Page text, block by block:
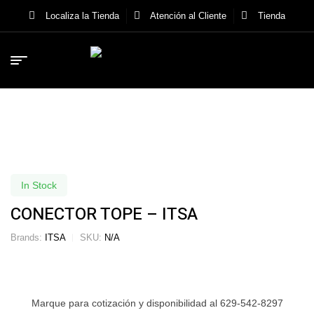
Localiza la Tienda Atención al Cliente Tienda
In Stock
CONECTOR TOPE – ITSA
Brands: ITSA SKU: N/A
Marque para cotización y disponibilidad al 629-542-8297